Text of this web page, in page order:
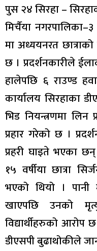
पुस २४ सिरहा –
मिर्चैया
मा अध्ययनरत
छ । प्रदर्शनकारीले
हालेपछि ६ राउण्ड
कार्यालय सिरहाका
भिड नियन्त्रणमा
प्रहार गरेको छ ।
प्रहरी घाइते भएका
१५ वर्षीया छात्रा
भएको थियो । पानी
खाएपछि उनको
विद्यार्थीहरुको
डीएसपी बुढाथोकीले